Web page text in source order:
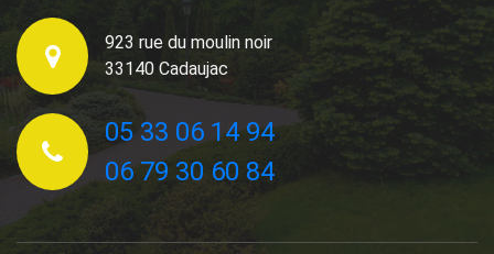
923 rue du moulin noir
33140 Cadaujac
05 33 06 14 94
06 79 30 60 84